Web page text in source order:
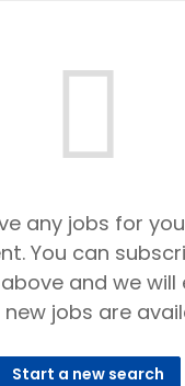
any jobs for
You can
and we will
jobs are
Start a new search